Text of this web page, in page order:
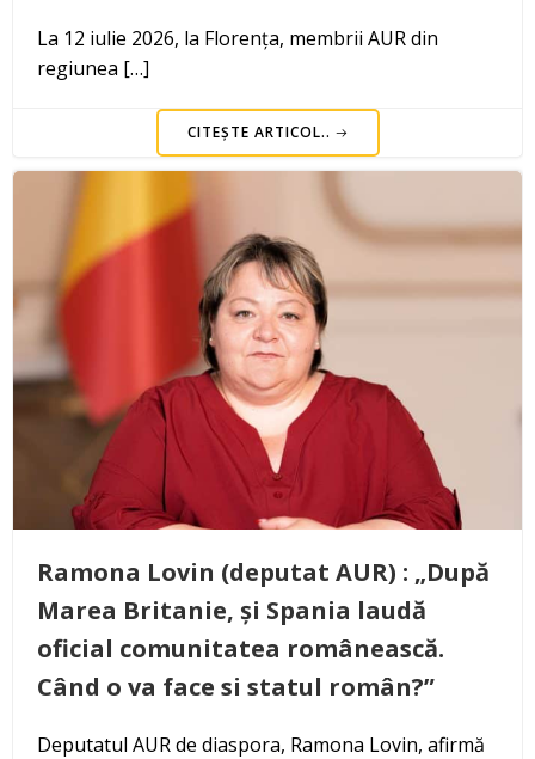
La 12 iulie 2026, la Florența, membrii AUR din
regiunea […]
CITEȘTE ARTICOL..
Ramona Lovin (deputat AUR) : „După
Marea Britanie, și Spania laudă
oficial comunitatea românească.
Când o va face si statul român?”
Deputatul AUR de diaspora, Ramona Lovin, afirmă